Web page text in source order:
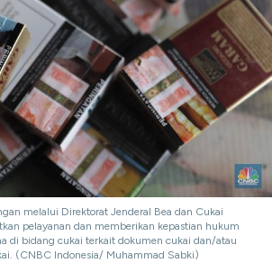
melalui Direktorat Jenderal Bea dan Cukai
pelayanan dan memberikan kepastian hukum
di bidang cukai terkait dokumen cukai dan/atau
(CNBC Indonesia/ Muhammad Sabki)